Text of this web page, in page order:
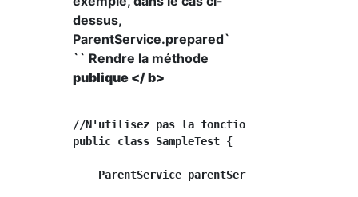
dessus,
ParentService.prepared`
`` Rendre la méthode
publique </ b>
//N'utilisez pas la fonction de conteneur à
public class SampleTest {
ParentService parentService = new